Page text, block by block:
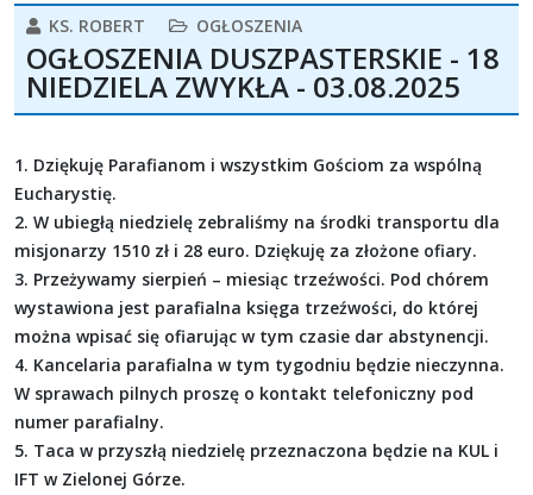
KS. ROBERT OGŁOSZENIA
OGŁOSZENIA DUSZPASTERSKIE - 18
NIEDZIELA ZWYKŁA - 03.08.2025
1. Dziękuję Parafianom i wszystkim Gościom za wspólną
Eucharystię.
2. W ubiegłą niedzielę zebraliśmy na środki transportu dla
misjonarzy 1510 zł i 28 euro. Dziękuję za złożone ofiary.
3. Przeżywamy sierpień – miesiąc trzeźwości. Pod chórem
wystawiona jest parafialna księga trzeźwości, do której
można wpisać się ofiarując w tym czasie dar abstynencji.
4. Kancelaria parafialna w tym tygodniu będzie nieczynna.
W sprawach pilnych proszę o kontakt telefoniczny pod
numer parafialny.
5. Taca w przyszłą niedzielę przeznaczona będzie na KUL i
IFT w Zielonej Górze.